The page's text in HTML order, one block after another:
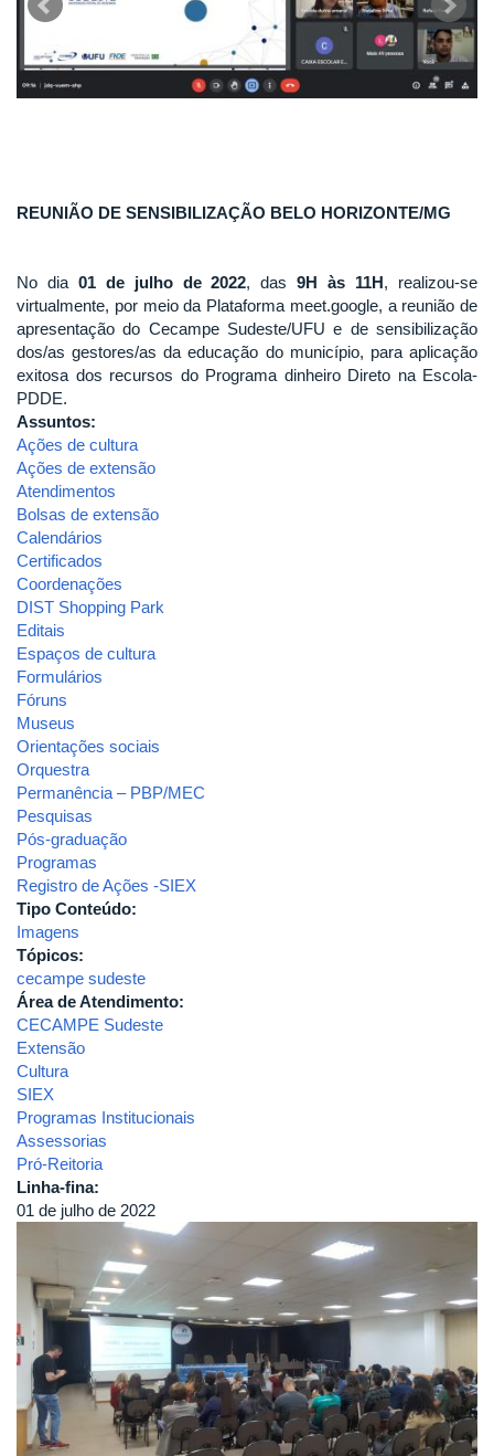
REUNIÃO DE SENSIBILIZAÇÃO BELO HORIZONTE/MG
No dia 01 de julho de 2022, das9H às 11H, realizou-se
virtualmente, por meio da Plataforma meet.google, a reunião de
apresentação do Cecampe Sudeste/UFU e de sensibilização
dos/as gestores/as da educação do município, para aplicação
exitosa dos recursos do Programa dinheiro Direto na Escola-
PDDE.
Assuntos:
Ações de cultura
Ações de extensão
Atendimentos
Bolsas de extensão
Calendários
Certificados
Coordenações
DIST Shopping Park
Editais
Espaços de cultura
Formulários
Fóruns
Museus
Orientações sociais
Orquestra
Permanência – PBP/MEC
Pesquisas
Pós-graduação
Programas
Registro de Ações -SIEX
Tipo Conteúdo:
Imagens
Tópicos:
cecampe sudeste
Área de Atendimento:
CECAMPE Sudeste
Extensão
Cultura
SIEX
Programas Institucionais
Assessorias
Pró-Reitoria
Linha-fina:
01 de julho de 2022